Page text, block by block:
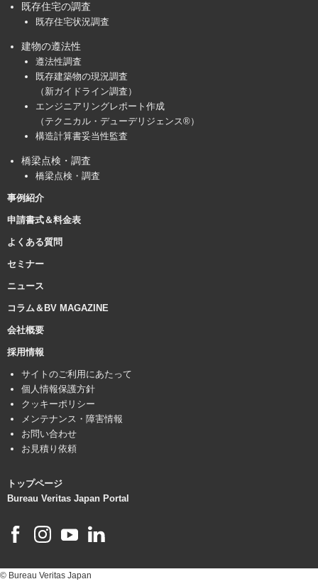
既存住宅の調査
既存住宅状況調査
建物の遵法性
遵法性調査
既存建築物の現況調査
（新ガイドライン調査）
エンジニアリングレポート作成
（テクニカル・デューデリジェンス®）
構造計算書妥当性監査
橋梁点検・調査
橋梁点検・調査
事例紹介
申請書式＆料金表
よくある質問
セミナー
ニュース
コラム＆BV MAGAZINE
会社概要
採用情報
サイトのご利用にあたって
個人情報保護方針
クッキーポリシー
メンテナンス・障害情報
お問い合わせ
お見積り依頼
トップページ
Bureau Veritas Japan Portal
© Bureau Veritas Japan